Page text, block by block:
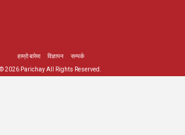
हाम्रो बारेमा विज्ञापन
सम्पर्क
© 2026 Parichay All Rights Reserved.